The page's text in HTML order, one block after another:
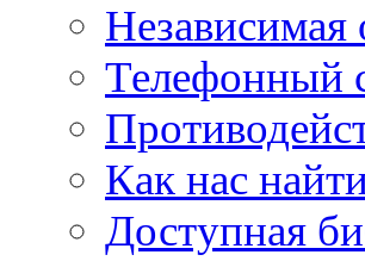
Независимая
Телефонный
Как нас
Доступная